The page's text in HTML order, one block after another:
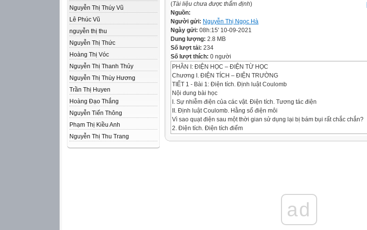
Nguyễn Thị Thúy Vũ
Lê Phúc Vũ
nguyễn thị thu
Nguyễn Thị Thức
Hoàng Thị Vóc
Nguyễn Thị Thanh Thủy
Nguyễn Thị Thùy Hương
Trần Thị Huyen
Hoàng Đạo Thắng
Nguyễn Tiến Thông
Phạm Thị Kiều Anh
Nguyễn Thị Thu Trang
(Tài liệu chưa được thẩm định)
Nguồn:
Người gửi: Nguyễn Thị Ngọc Hà
Ngày gửi: 08h:15' 10-09-2021
Dung lượng: 2.8 MB
Số lượt tải: 234
Số lượt thích: 0 người
PHẦN I: ĐIỆN HỌC – ĐIỆN TỪ HỌC
Chương I. ĐIỆN TÍCH – ĐIỆN TRƯỜNG
TIẾT 1 - Bài 1: Điện tích. Định luật Coulomb
Nội dung bài học
I. Sự nhiễm điện của các vật. Điện tích. Tương tác điện
II. Định luật Coulomb. Hằng số điện môi
Vì sao quạt điện sau một thời gian sử dụng lại bị bám bụi rất chắc chắn?
2. Điện tích. Điện tích điểm
Giữa các loại điện tích có tương tác với nhau như thế nào?
ad